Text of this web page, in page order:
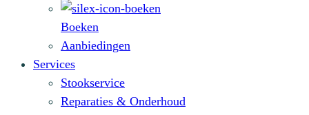
Boeken
Aanbiedingen
Services
Stookservice
Reparaties & Onderhoud